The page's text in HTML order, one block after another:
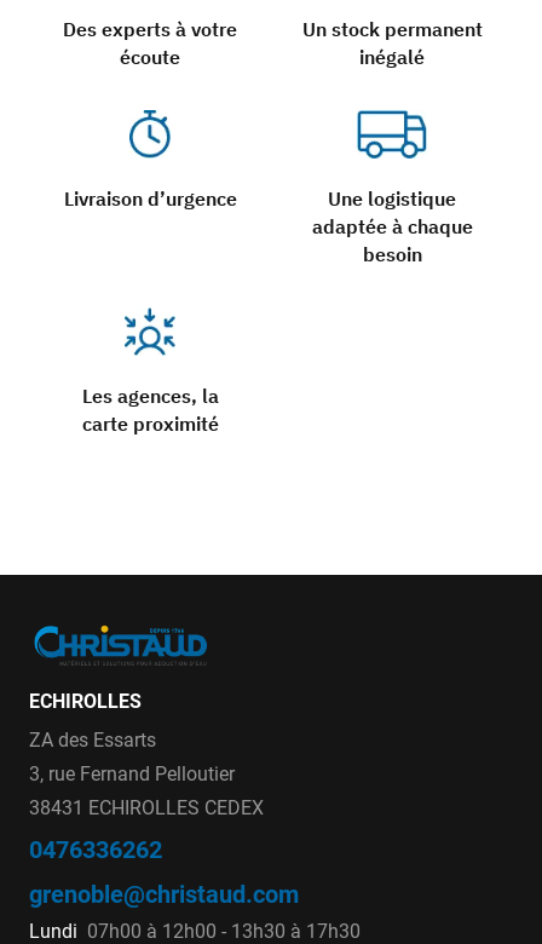
Des experts à votre
écoute
Un stock permanent
inégalé
Livraison d’urgence
Une logistique
adaptée à chaque
besoin
Les agences, la
carte proximité
ECHIROLLES
ZA des Essarts
3, rue Fernand Pelloutier
38431 ECHIROLLES CEDEX
0476336262
grenoble@christaud.com
Lundi 07h00 à 12h00 - 13h30 à 17h30